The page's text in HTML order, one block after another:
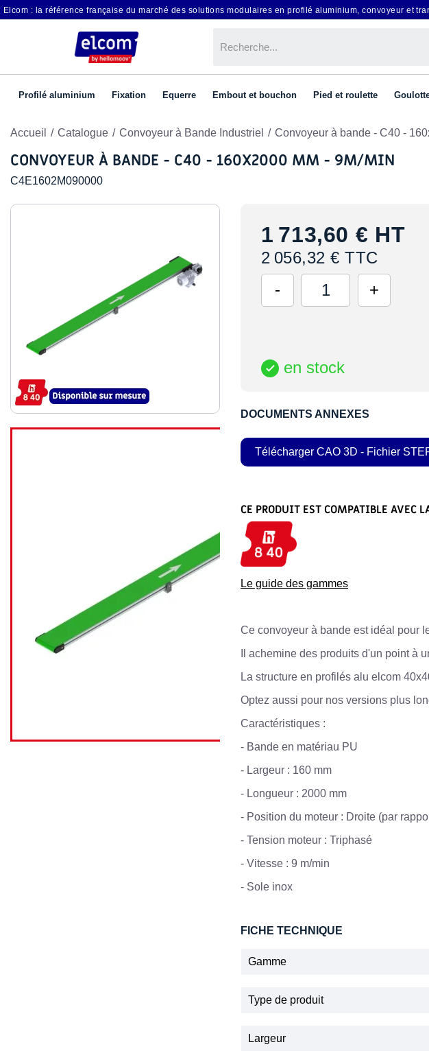
Elcom : la référence française du marché des solutions modulaires en profilé aluminium, convoyeur et
Profilé aluminium Fixation Equerre Embout et bouchon Pied et roulette
Accueil Catalogue Convoyeur à Bande Industriel Convoyeur à bande - C40 -
CONVOYEUR À BANDE - C40 - 160X2000 MM - 9M/MIN
C4E1602M090000
1 713,60 € HT
2 056,32 € TTC
 en stock
DOCUMENTS ANNEXES
Télécharger CAO 3D - Fichier
CE PRODUIT EST COMPATIBLE AVEC
Le guide des gammes
Ce convoyeur à bande est idéal pour
Il achemine des produits d'un point à
La structure en profilés alu elcom
Optez aussi pour nos versions plus
Caractéristiques :
- Bande en matériau PU
- Largeur : 160 mm
- Longueur : 2000 mm
- Position du moteur : Droite (par
- Tension moteur : Triphasé
- Vitesse : 9 m/min
- Sole inox
FICHE TECHNIQUE
Gamme
Type de produit
Largeur